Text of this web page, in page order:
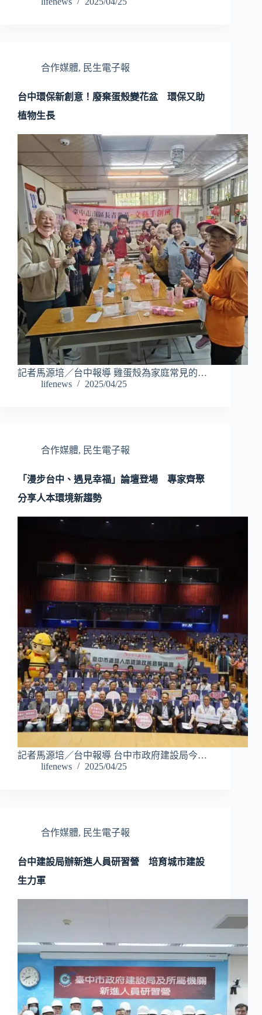
合作媒體, 民生電子報
台中環保新創意！廢棄蛋殼變花盆 環保又助
植物生長
記者馬源培／台中報導 雞蛋殼為家庭常見的…
lifenews
2025/04/25
合作媒體, 民生電子報
「漫步台中、遇見幸福」論壇登場 專家齊聚
分享人本環境新趨勢
記者馬源培／台中報導 台中市政府建設局今…
lifenews
2025/04/25
合作媒體, 民生電子報
台中建設局辦新進人員研習營 培育城市建設
生力軍